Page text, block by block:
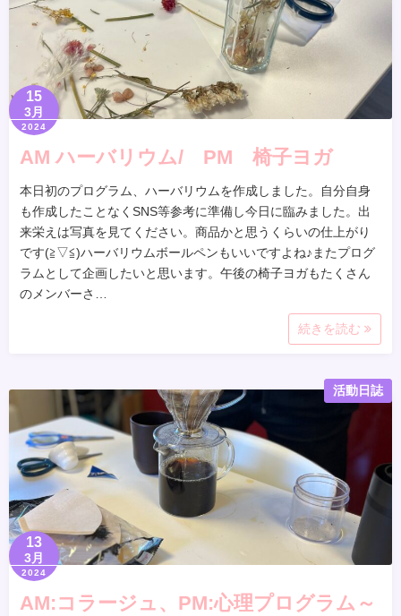
15
3月
2024
AM ハーバリウム/ PM 椅子ヨガ
本日初のプログラム、ハーバリウムを作成しました。自分自身
も作成したことなくSNS等参考に準備し今日に臨みました。出
来栄えは写真を見てください。商品かと思うくらいの仕上がり
です(≧▽≦)ハーバリウムボールペンもいいですよね♪またプログ
ラムとして企画したいと思います。午後の椅子ヨガもたくさん
のメンバーさ…
続きを読む
活動日誌
13
3月
2024
AM:コラージュ、PM:心理プログラム～